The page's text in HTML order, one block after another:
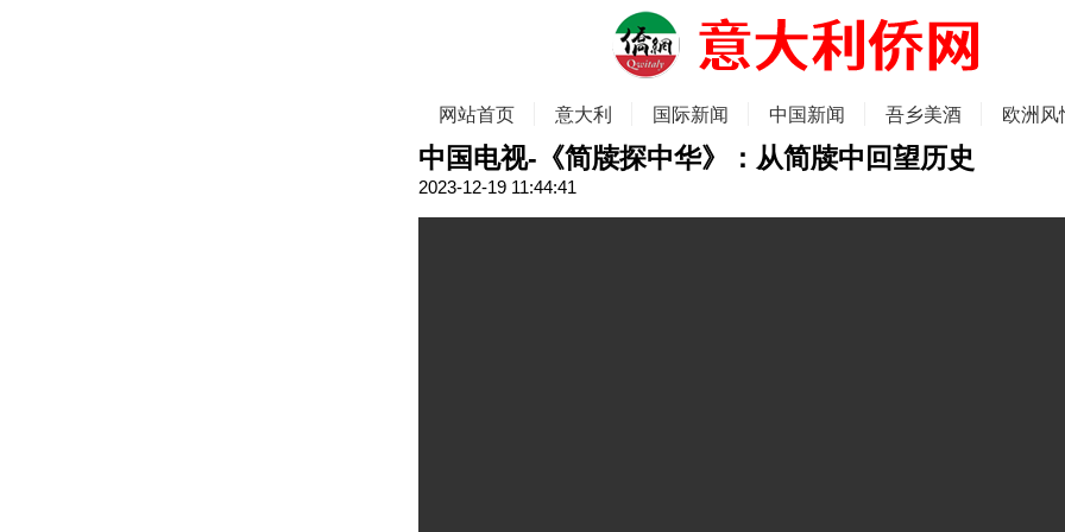
网站首页 意大利 国际新闻 中国新闻 吾乡美酒 欧洲风
中国电视-《简牍探中华》：从简牍中回望历史
2023-12-19 11:44:41